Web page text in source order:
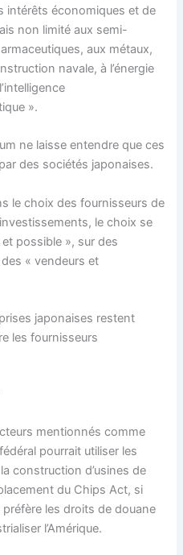
intérêts économiques et de
non limité aux semi-
aux métaux,
navale, à l’énergie
».
ne laisse entendre que ces
des sociétés japonaises.
le choix des fournisseurs de
le choix se
possible », sur des
« vendeurs et
japonaises restent
les fournisseurs
mentionnés comme
pourrait utiliser les
construction d’usines de
du Chips Act, si
les droits de douane
l’Amérique.